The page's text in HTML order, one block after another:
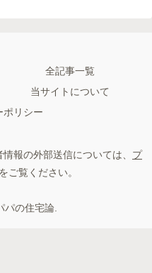
全記事一覧
当サイトについて
ポリシー
報の外部送信については、 プ
をご覧ください。
の住宅論.